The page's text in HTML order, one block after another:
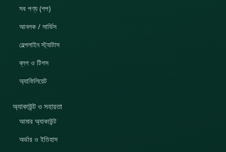
সব পণ্য (শপ)
আনলক / সার্ভিস
হেল্পলাইন স্ট্যাটাস
ব্লগ ও টিপস
অ্যাফিলিয়েট
অ্যাকাউন্ট ও সহায়তা
আমার অ্যাকাউন্ট
অর্ডার ও ইতিহাস